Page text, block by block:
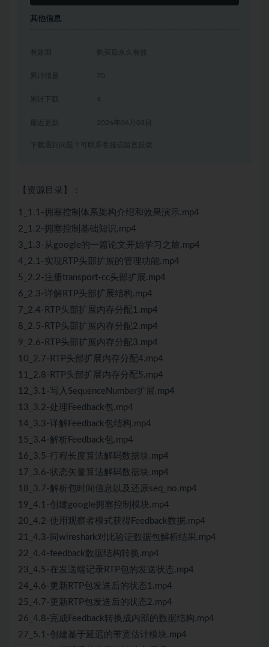
其他信息
有效期 购买后永久有效
累计销量 70
累计下载
2026年06月03日
下载遇到问题？可联系客服或留言反馈
【资源目录】：
1_1.1-拥塞控制体系架构介绍和效果演示.mp4
2_1.2-拥塞控制基础知识.mp4
3_1.3-从google的一篇论文开始学习之旅.mp4
4_2.1-实现RTP头部扩展的管理功能.mp4
5_2.2-注册transport-cc头部扩展.mp4
6_2.3-详解RTP头部扩展结构.mp4
7_2.4-RTP头部扩展内存分配1.mp4
8_2.5-RTP头部扩展内存分配2.mp4
9_2.6-RTP头部扩展内存分配3.mp4
10_2.7-RTP头部扩展内存分配4.mp4
11_2.8-RTP头部扩展内存分配5.mp4
12_3.1-写入SequenceNumber扩展.mp4
13_3.2-处理Feedback包.mp4
14_3.3-详解Feedback包结构.mp4
15_3.4-解析Feedback包.mp4
16_3.5-行程长度算法解码数据块.mp4
17_3.6-状态矢量算法解码数据块.mp4
18_3.7-解析包时间信息以及还原seq_no.mp4
19_4.1-创建google拥塞控制模块.mp4
20_4.2-使用观察者模式获得Feedback数据.mp4
21_4.3-同wireshark对比验证数据包解析结果.mp4
22_4.4-feedback数据结构转换.mp4
23_4.5-在发送端记录RTP包的发送状态.mp4
24_4.6-更新RTP包发送后的状态1.mp4
25_4.7-更新RTP包发送后的状态2.mp4
26_4.8-完成Feedback转换成内部的数据结构.mp4
27_5.1-创建基于延迟的带宽估计模块.mp4